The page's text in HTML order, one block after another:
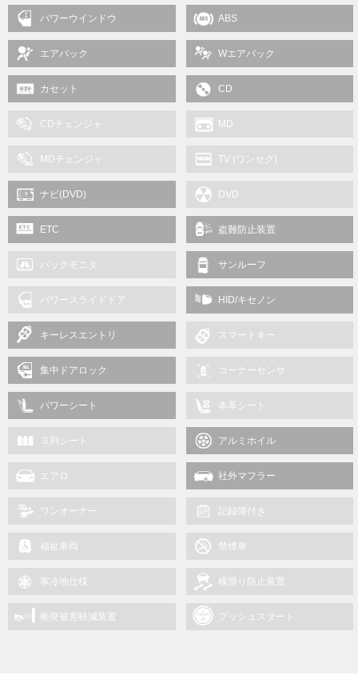
パワーウインドウ ABS
エアバック Wエアバック
カセット CD
CDチェンジャ MD
MDチェンジャ TV (ワンセグ)
ナビ(DVD) DVD
ETC 盗難防止装置
バックモニタ サンルーフ
パワースライドドア HID/キセノン
キーレスエントリ スマートキー
集中ドアロック コーナーセンサ
パワーシート 本革シート
３列シート アルミホイル
エアロ 社外マフラー
ワンオーナー 記録簿付き
福祉車両 禁煙車
寒冷地仕様 横滑り防止装置
衝突被害軽減装置 プッシュスタート